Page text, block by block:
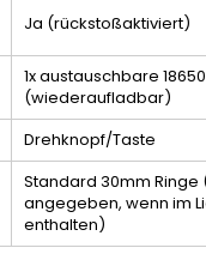
Ja (rückstoßaktiviert)
1x austauschbare
(wiederaufladbar)
Drehknopf/Taste
Standard 30mm Ringe
angegeben, wenn im
enthalten)